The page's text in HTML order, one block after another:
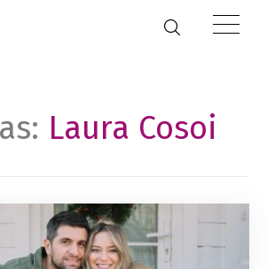
Laura Cosoi